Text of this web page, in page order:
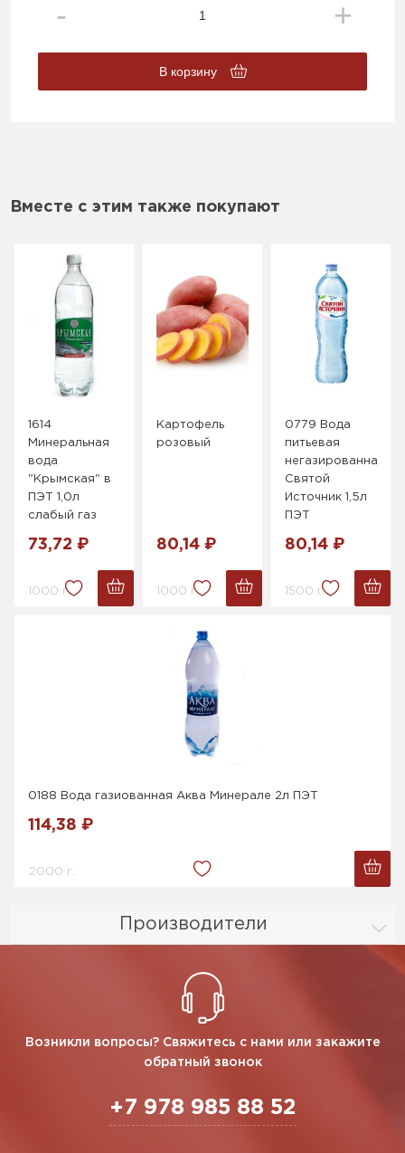
Производители
В корзину
Вместе с этим также покупают
1614
Минеральная
вода
"Крымская" в
ПЭТ 1,0л
слабый газ
73,72 ₽
1000 г.
Картофель
розовый
80,14 ₽
1000 г.
0779 Вода
питьевая
негазированная
Святой
Источник 1,5л
ПЭТ
80,14 ₽
1500 г.
0188 Вода газиованная Аква Минерале 2л ПЭТ
114,38 ₽
2000 г.
Возникли вопросы? Свяжитесь с нами или закажите
обратный звонок
+7 978 985 88 52